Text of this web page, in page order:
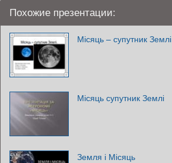
Похожие презентации:
Місяць – супутник Землі
Місяць супутник Землі
Земля і Місяць